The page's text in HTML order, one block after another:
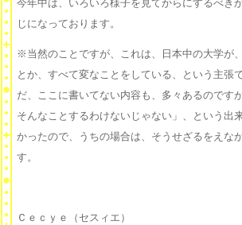
今年中は、いろいろ様子を見てからにするべき
じになっております。
※当然のことですが、これは、日本中の大学が
とか、すべて変なことをしている、という主張
だ、ここに書いてない内容も、多々あるのです
そんなことするわけないじゃない」、という出
かったので、うちの場合は、そうせざるをえな
す。
Ｃｅｃｙｅ（セスィエ）